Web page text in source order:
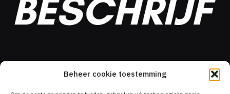
Beheer cookie toestemming
DIT MOÉT JE GELEZEN HEBBEN!